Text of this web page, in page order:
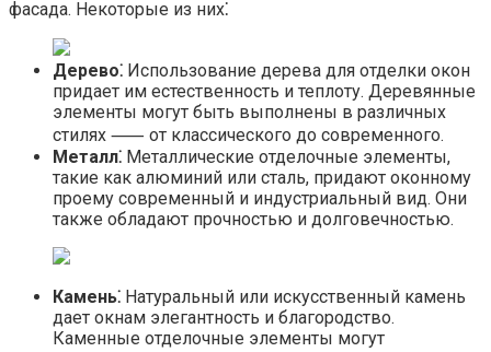
фасада.​ Некоторые из них⁚
Дерево⁚ Использование дерева для отделки окон
придает им естественность и теплоту.​ Деревянные
элементы могут быть выполнены в различных
стилях ⸺ от классического до современного.​
Металл⁚ Металлические отделочные элементы,
такие как алюминий или сталь, придают оконному
проему современный и индустриальный вид.​ Они
также обладают прочностью и долговечностью.​
Камень⁚ Натуральный или искусственный камень
дает окнам элегантность и благородство.​
Каменные отделочные элементы могут